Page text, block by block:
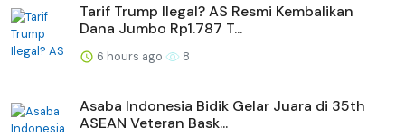
Tarif Trump Ilegal? AS Resmi Kembalikan
Dana Jumbo Rp1.787 T...
6 hours ago 8
Asaba Indonesia Bidik Gelar Juara di 35th
ASEAN Veteran Bask...